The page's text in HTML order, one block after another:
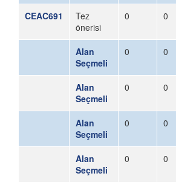
CEAC691
Tez
önerisi
0 0
Alan
Seçmeli
0 0
Alan
Seçmeli
0 0
Alan
Seçmeli
0 0
Alan
Seçmeli
0 0